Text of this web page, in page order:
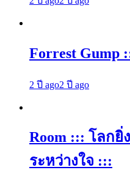
Forrest Gump
2 ปี ago2 ปี ago
Room ::: โลกยิ่
ระหว่างใจ :::